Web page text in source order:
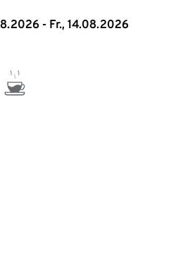
- Fr., 14.08.2026